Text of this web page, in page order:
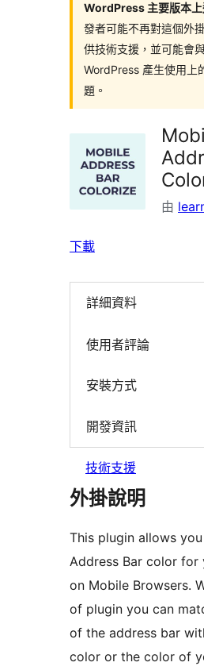
WordPress 主要版本上
發者可能不再對這個外
供技術支援，並可能會
WordPress 產生使用上
題。
由
下載
詳細資料
使用者評論
安裝方式
開發資訊
技術支援
外掛說明
This plugin allows
Address Bar color for
on Mobile Browsers.
of plugin you can
of the address bar
color or the color of